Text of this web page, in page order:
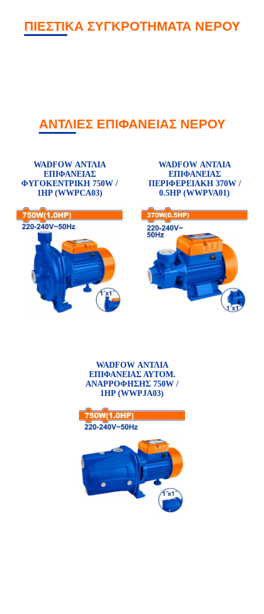
ΠΙΕΣΤΙΚΑ ΣΥΓΚΡΟΤΗΜΑΤΑ ΝΕΡΟΥ
ΑΝΤΛΙΕΣ ΕΠΙΦΑΝΕΙΑΣ ΝΕΡΟΥ
WADFOW ΑΝΤΛΙΑ
ΕΠΙΦΑΝΕΙΑΣ
ΦΥΓΟΚΕΝΤΡΙΚΗ 750W /
1HP (WWPCA03)
WADFOW ΑΝΤΛΙΑ
ΕΠΙΦΑΝΕΙΑΣ
ΠΕΡΙΦΕΡΕΙΑΚΗ 370W /
0.5HP (WWPVA01)
WADFOW ΑΝΤΛΙΑ
ΕΠΙΦΑΝΕΙΑΣ ΑΥΤΟΜ.
ΑΝΑΡΡΟΦΗΣΗΣ 750W /
1HP (WWPJA03)